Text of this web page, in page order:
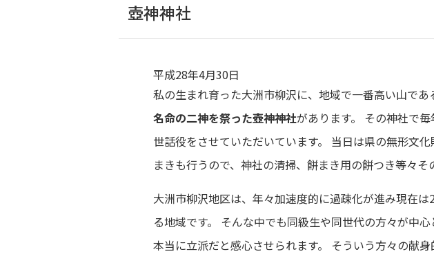
壺神神社
平成28年4月30日
私の生まれ育った大洲市柳沢に、地域で一番高い山で
名命の二神を祭った壺神神社があります。 その神社で
世話役をさせていただいています。 当日は県の無形文
まきも行うので、神社の清掃、餅まき用の餅つき等々そ
大洲市柳沢地区は、年々加速度的に過疎化が進み現在
る地域です。 そんな中でも同級生や同世代の方々が中
本当に立派だと感心させられます。 そういう方々の献